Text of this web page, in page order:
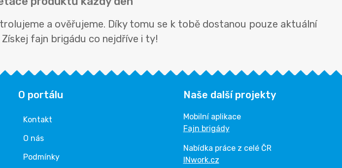
a ověřujeme. Díky tomu se k tobě dostanou pouze aktuální
fajn brigádu co nejdříve i ty!
O portálu
Kontakt
O nás
Podmínky
Naše další projekty
Mobilní aplikace
Fajn brigády
Nabídka práce z celé ČR
INwork.cz